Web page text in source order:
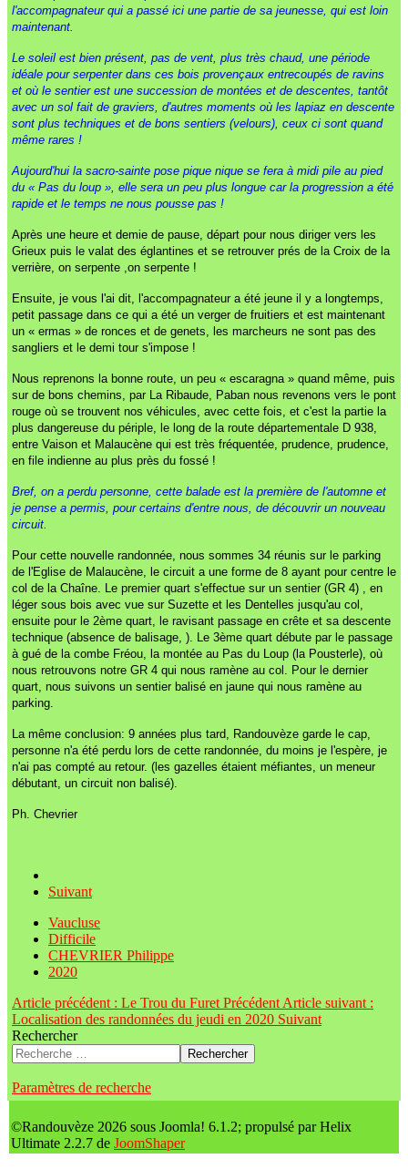
l'accompagnateur qui a passé ici une partie de sa jeunesse, qui est loin
maintenant.
Le soleil est bien présent, pas de vent, plus très chaud, une période
idéale pour serpenter dans ces bois provençaux entrecoupés de ravins
et où le sentier est une succession de montées et de descentes, tantôt
avec un sol fait de graviers, d'autres moments où les lapiaz en descente
sont plus techniques et de bons sentiers (velours), ceux ci sont quand
même rares !
Aujourd'hui la sacro-sainte pose pique nique se fera à midi pile au pied
du « Pas du loup », elle sera un peu plus longue car la progression a été
rapide et le temps ne nous pousse pas !
Après une heure et demie de pause, départ pour nous diriger vers les
Grieux puis le valat des églantines et se retrouver prés de la Croix de la
verrière, on serpente ,on serpente !
Ensuite, je vous l'ai dit, l'accompagnateur a été jeune il y a longtemps,
petit passage dans ce qui a été un verger de fruitiers et est maintenant
un « ermas » de ronces et de genets, les marcheurs ne sont pas des
sangliers et le demi tour s'impose !
Nous reprenons la bonne route, un peu « escaragna » quand même, puis
sur de bons chemins, par La Ribaude, Paban nous revenons vers le pont
rouge où se trouvent nos véhicules, avec cette fois, et c'est la partie la
plus dangereuse du périple, le long de la route départementale D 938,
entre Vaison et Malaucène qui est très fréquentée, prudence, prudence,
en file indienne au plus près du fossé !
Bref, on a perdu personne, cette balade est la première de l'automne et
je pense a permis, pour certains d'entre nous, de découvrir un nouveau
circuit.
Pour cette nouvelle randonnée, nous sommes 34 réunis sur le parking
de l'Eglise de Malaucène, le circuit a une forme de 8 ayant pour centre le
col de la Chaîne. Le premier quart s'effectue sur un sentier (GR 4) , en
léger sous bois avec vue sur Suzette et les Dentelles jusqu'au col,
ensuite pour le 2ème quart, le ravisant passage en crête et sa descente
technique (absence de balisage, ). Le 3ème quart débute par le passage
à gué de la combe Fréou, la montée au Pas du Loup (la Pousterle), où
nous retrouvons notre GR 4 qui nous ramène au col. Pour le dernier
quart, nous suivons un sentier balisé en jaune qui nous ramène au
parking.
La même conclusion: 9 années plus tard, Randouvèze garde le cap,
personne n'a été perdu lors de cette randonnée, du moins je l'espère, je
n'ai pas compté au retour. (les gazelles étaient méfiantes, un meneur
débutant, un circuit non balisé).
Ph. Chevrier
Suivant
Vaucluse
Difficile
CHEVRIER Philippe
2020
Article précédent : Le Trou du Furet Précédent Article suivant :
Localisation des randonnées du jeudi en 2020 Suivant
Rechercher
Rechercher
Paramètres de recherche
©Randouvèze 2026 sous Joomla! 6.1.2; propulsé par Helix
Ultimate 2.2.7 de JoomShaper